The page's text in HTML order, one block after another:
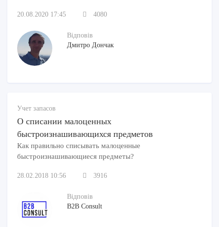
20.08.2020 17:45 4080
Відповів
Дмитро Дончак
Учет запасов
О списании малоценных
быстроизнашивающихся предметов
Как правильно списывать малоценные
быстроизнашивающиеся предметы?
28.02.2018 10:56 3916
Відповів
B2B Consult